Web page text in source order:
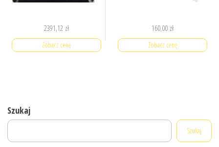
2391,12 zł
Zobacz cenę
160,00 zł
Zobacz cenę
Szukaj
Szukaj